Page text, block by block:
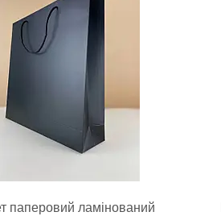
паперовий ламінований